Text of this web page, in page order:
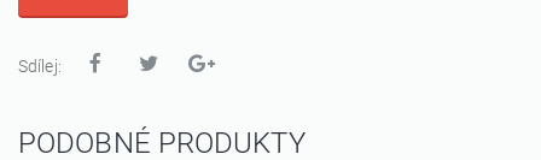
Sdílej:
PODOBNÉ PRODUKTY